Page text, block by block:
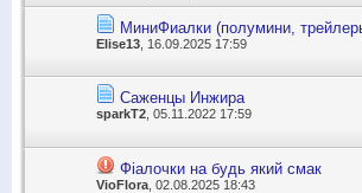
МиниФиалки (полумини,
Elise13 , 16.09.2025 17:59
Cаженцы Инжира
sparkT2 , 05.11.2022 17:59
Фіалочки на будь який смак
VioFlora , 02.08.2025 18:43